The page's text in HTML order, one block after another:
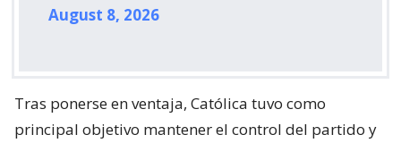
August 8, 2026
Tras ponerse en ventaja, Católica tuvo como
principal objetivo mantener el control del partido y